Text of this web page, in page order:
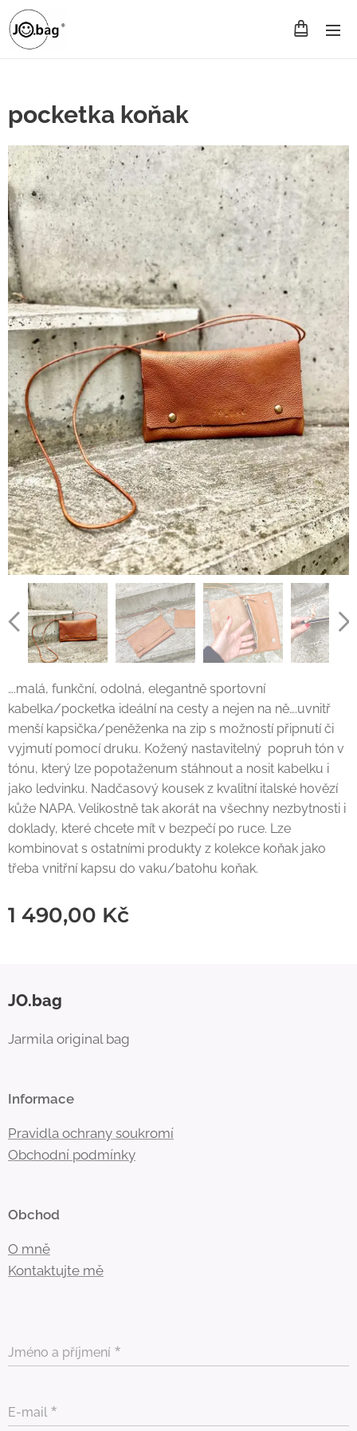
pocketka koňak
….malá, funkční, odolná, elegantně sportovní
kabelka/pocketka ideální na cesty a nejen na ně….uvnitř
menší kapsička/peněženka na zip s možností připnutí či
vyjmutí pomocí druku. Kožený nastavitelný popruh tón v
tónu, který lze popotaženum stáhnout a nosit kabelku i
jako ledvinku. Nadčasový kousek z kvalitní italské hovězí
kůže NAPA. Velikostně tak akorát na všechny nezbytnosti i
doklady, které chcete mít v bezpečí po ruce. Lze
kombinovat s ostatními produkty z kolekce koňak jako
třeba vnitřní kapsu do vaku/batohu koňak.
1 490,00 Kč
JO.bag
Jarmila original bag
Informace
Pravidla ochrany soukromí
Obchodní podmínky
Obchod
O mně
Kontaktujte mě
Jméno a příjmení
E-mail